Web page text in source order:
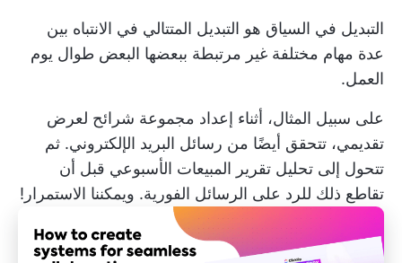
التبديل في السياق هو التبديل المتتالي في الانتباه بين
عدة مهام مختلفة غير مرتبطة ببعضها البعض طوال يوم
العمل.
على سبيل المثال، أثناء إعداد مجموعة شرائح لعرض
تقديمي، تتحقق أيضًا من رسائل البريد الإلكتروني. ثم
تتحول إلى تحليل تقرير المبيعات الأسبوعي قبل أن
تقاطع ذلك للرد على الرسائل الفورية. ويمكننا الاستمرار!